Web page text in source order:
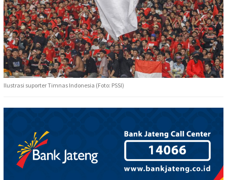
Ilustrasi suporter Timnas Indonesia (Foto: PSSI)